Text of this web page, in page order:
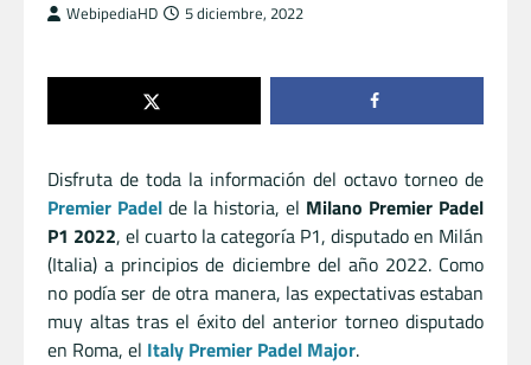
WebipediaHD 5 diciembre, 2022
Disfruta de toda la información del octavo torneo de
Premier Padel de la historia, el Milano Premier Padel
P1 2022, el cuarto la categoría P1, disputado en Milán
(Italia) a principios de diciembre del año 2022. Como
no podía ser de otra manera, las expectativas estaban
muy altas tras el éxito del anterior torneo disputado
en Roma, el Italy Premier Padel Major.